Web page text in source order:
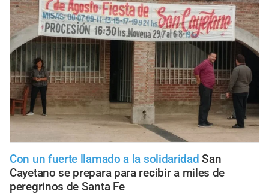
Con un fuerte llamado a la solidaridad San
Cayetano se prepara para recibir a miles de
peregrinos de Santa Fe